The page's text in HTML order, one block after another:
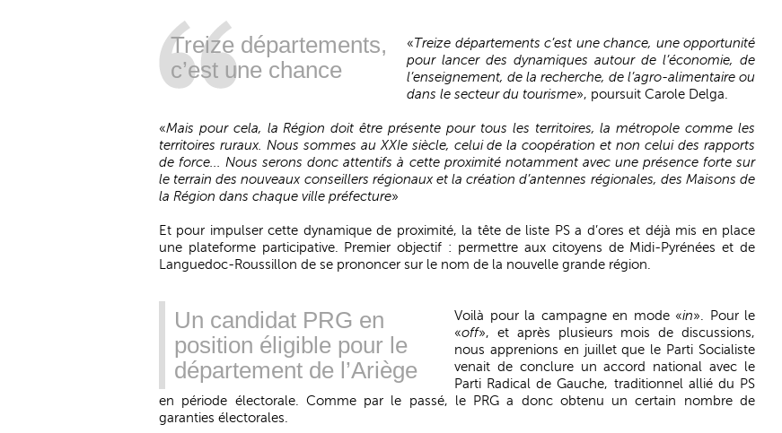
Treize départements,
c’est une chance
«Treize départements c’est une chance, une opportunité
pour lancer des dynamiques autour de l’économie, de
l’enseignement, de la recherche, de l’agro-alimentaire ou
dans le secteur du tourisme», poursuit Carole Delga.
«Mais pour cela, la Région doit être présente pour tous les territoires, la métropole comme les
territoires ruraux. Nous sommes au XXIe siècle, celui de la coopération et non celui des rapports
de force... Nous serons donc attentifs à cette proximité notamment avec une présence forte sur
le terrain des nouveaux conseillers régionaux et la création d’antennes régionales, des Maisons de
la Région dans chaque ville préfecture»
Et pour impulser cette dynamique de proximité, la tête de liste PS a d’ores et déjà mis en place
une plateforme participative. Premier objectif : permettre aux citoyens de Midi-Pyrénées et de
Languedoc-Roussillon de se prononcer sur le nom de la nouvelle grande région.
Un candidat PRG en
position éligible pour le
département de l’Ariège
Voilà pour la campagne en mode «in». Pour le
«off», et après plusieurs mois de discussions,
nous apprenions en juillet que le Parti Socialiste
venait de conclure un accord national avec le
Parti Radical de Gauche, traditionnel allié du PS
en période électorale. Comme par le passé, le PRG a donc obtenu un certain nombre de
garanties électorales.